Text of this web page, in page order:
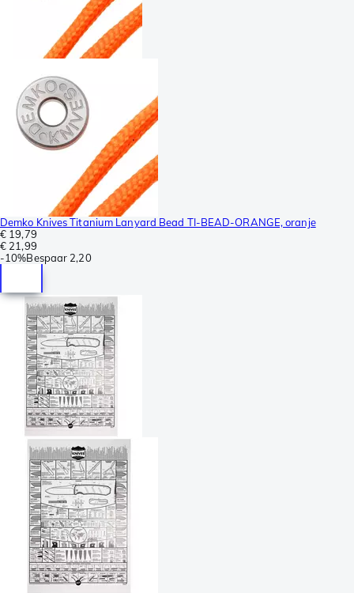
Demko Knives Titanium Lanyard Bead TI-BEAD-ORANGE, oranje
€ 19,79
€ 21,99
-10%Bespaar 2,20